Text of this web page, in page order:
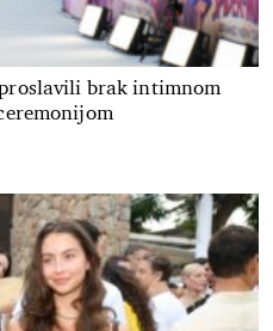
brak intimnom